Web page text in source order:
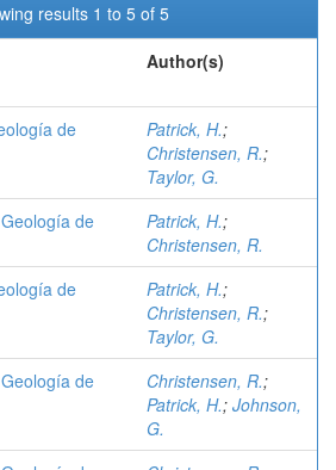
results 1 to 5 of 5
Author(s)
de
Patrick, H.;
Christensen, R.;
Taylor, G.
de
Patrick, H.;
Christensen, R.
de
Patrick, H.;
Christensen, R.;
Taylor, G.
de
Christensen, R.;
Patrick, H.; Johnson,
G.